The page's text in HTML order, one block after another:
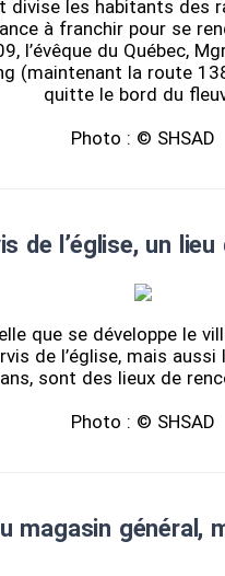
divise les habitants des
à franchir pour se
l’évêque du Québec,
(maintenant la route
quitte le bord du
Photo : © SHSAD
de l’église, un
que se développe le
de l’église, mais
sont des lieux de
Photo : © SHSAD
magasin général,